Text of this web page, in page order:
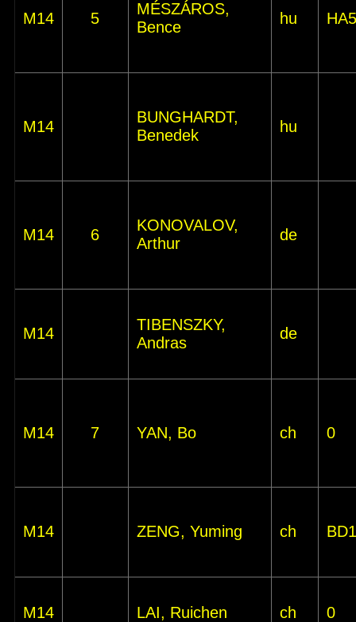
M14 5
MÉSZÁROS,
Bence
hu
M14
BUNGHARDT,
Benedek
hu
M14 6
KONOVALOV,
Arthur
de
M14
TIBENSZKY,
Andras
de
M14 7 YAN, Bo ch 0
M14 ZENG, Yuming ch
M14 LAI, Ruichen ch 0